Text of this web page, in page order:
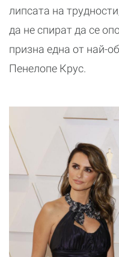
липсата на
да не спират да се
призна една от най-
Пенелопе Крус.